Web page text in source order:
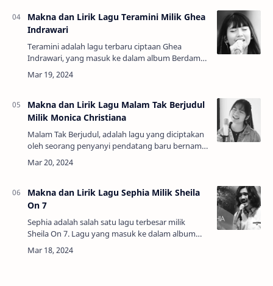
Makna dan Lirik Lagu Teramini Milik Ghea
Indrawari
Teramini adalah lagu terbaru ciptaan Ghea
Indrawari, yang masuk ke dalam album Berdamai
yang dirilis pada tahun 2024. Lagu ini kemudian
trendring di posisi 18, dalam platf…
Makna dan Lirik Lagu Malam Tak Berjudul
Milik Monica Christiana
Malam Tak Berjudul, adalah lagu yang diciptakan
oleh seorang penyanyi pendatang baru bernama
Monica Christiana. Dalam unggahan di
instagramnya, Monica Christiana sebenarny…
Makna dan Lirik Lagu Sephia Milik Sheila
On 7
Sephia adalah salah satu lagu terbesar milik
Sheila On 7. Lagu yang masuk ke dalam album
Kisah Klasik Untuk Masa Depan yang dirilis tahun
2000 ini, dahulunya benar-benar d…